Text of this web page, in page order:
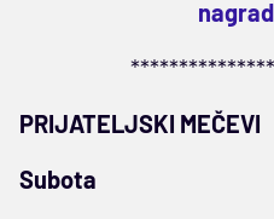
PRIJATELJSKI MEČEVI
Subota